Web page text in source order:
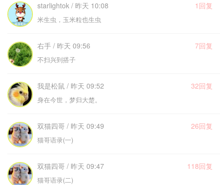
starlightok / 昨天 10:08 1回复
米生虫，玉米粒也生虫
右手 / 昨天 09:56 7回复
不扫兴到搭子
我是松鼠 / 昨天 09:52 32回复
身在今世，梦归大楚。
双猫四哥 / 昨天 09:49 26回复
猫哥语录(一)
双猫四哥 / 昨天 09:47 118回复
猫哥语录(二)